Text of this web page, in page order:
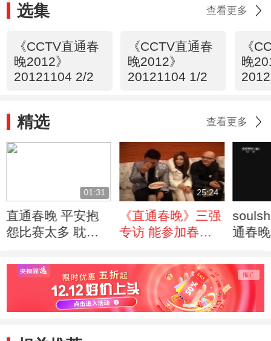
选集 查看更多
《CCTV直通春
晚2012》
20121104 2/2
《CCTV直通春
晚2012》
20121104 1/2
《
晚
精选 查看更多
01:31
直通春晚 平安抱
怨比赛太多 耽误
25:24
《直通春晚》三强
专访 能参加春晚
通春晚